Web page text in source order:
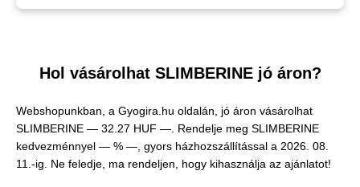
Hol vásárolhat SLIMBERINE jó áron?
Webshopunkban, a Gyogira.hu oldalán, jó áron vásárolhat
SLIMBERINE — 32.27 HUF — . Rendelje meg SLIMBERINE
kedvezménnyel — % —, gyors házhozszállítással a 2026. 08.
11.-ig. Ne feledje, ma rendeljen, hogy kihasználja az ajánlatot!